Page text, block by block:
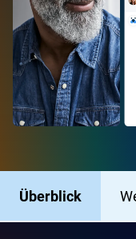
Überblick